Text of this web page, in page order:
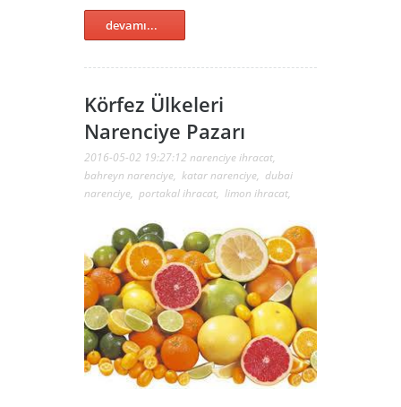
devamı...
Körfez Ülkeleri
Narenciye Pazarı
2016-05-02 19:27:12 narenciye ihracat,
bahreyn narenciye, katar narenciye, dubai
narenciye, portakal ihracat, limon ihracat,